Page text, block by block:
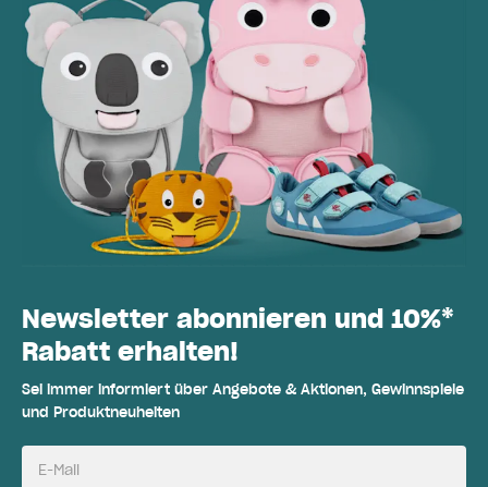
Newsletter abonnieren und 10%*
Rabatt erhalten!
Sei immer informiert über Angebote & Aktionen, Gewinnspiele
und Produktneuheiten
E-Mail